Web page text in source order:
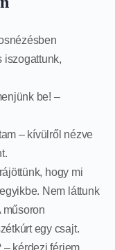
iszogattunk,
be! –
– kívülről nézve
hogy mi
Nem láttunk
műsoron
egy csajt.
kérdezi férjem.